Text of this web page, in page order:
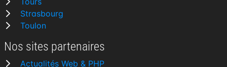
Strasbourg
Toulon
Nos sites partenaires
Actualités Web & PHP